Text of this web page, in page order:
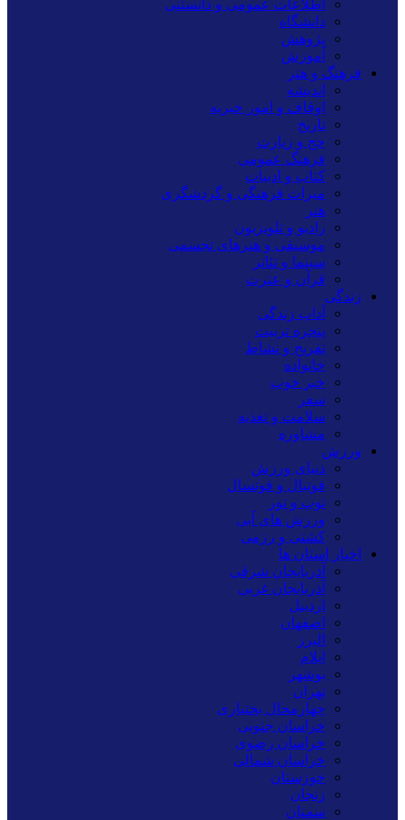
اطلاعات عمومی و دانستنی
دانشگاه
پژوهش
آموزش
فرهنگ و هنر
اندیشه
اوقاف و امور خیریه
تاریخ
حج و زیارت
فرهنگ عمومی
کتاب و ادبیات
میراث فرهنگی و گردشگری
هنر
رادیو و تلویزیون
موسیقی و هنرهای تجسمی
سینما و تئاتر
قرآن و عترت
زندگی
آداب زندگی
پنجره تربیت
تفریح و نشاط
خانواده
خبر خوب
سفر
سلامت و تغذیه
مشاوره
ورزش
دنیای ورزش
فوتبال و فوتسال
توپ و تور
ورزش های آبی
کشتی و رزمی
اخبار استان ها
آذربایجان شرقی
آذربایجان غربی
اردبیل
اصفهان
البرز
ایلام
بوشهر
تهران
چهارمحال بختیاری
خراسان جنوبی
خراسان رضوی
خراسان شمالی
خوزستان
زنجان
سمنان